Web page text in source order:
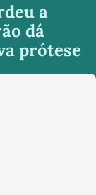
a
dá
prótese